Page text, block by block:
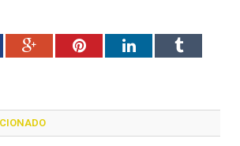
Google+PinterestLinkedInTumblr